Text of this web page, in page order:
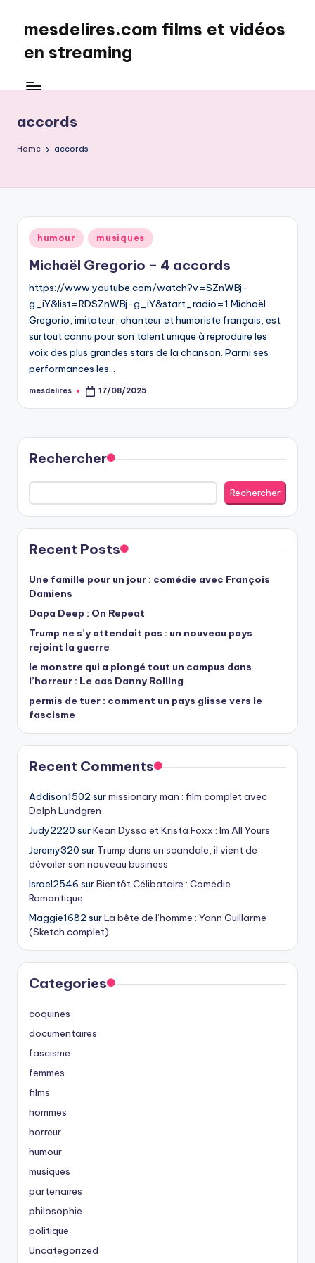
content
mesdelires.com films et vidéos
en streaming
:
et
complet
français
accords
Home accords
Posted
in
humour musiques
Michaël Gregorio – 4 accords
https://www.youtube.com/watch?v=SZnWBj-
g_iY&list=RDSZnWBj-g_iY&start_radio=1 Michaël
Gregorio, imitateur, chanteur et humoriste français, est
surtout connu pour son talent unique à reproduire les
voix des plus grandes stars de la chanson. Parmi ses
performances les…
Posted
mesdelires 17/08/2025
Rechercher
Rechercher
Recent Posts
Une famille pour un jour : comédie avec François
Damiens
Dapa Deep : On Repeat
Trump ne s’y attendait pas : un nouveau pays
rejoint la guerre
le monstre qui a plongé tout un campus dans
l’horreur : Le cas Danny Rolling
permis de tuer : comment un pays glisse vers le
fascisme
Recent Comments
Addison1502 surmissionary man : film complet avec
Dolph Lundgren
Judy2220 surKean Dysso et Krista Foxx : Im All Yours
Jeremy320 sur Trump dans un scandale, il vient de
dévoiler son nouveau business
Israel2546 surBientôt Célibataire : Comédie
Romantique
Maggie1682 surLa bête de l’homme : Yann Guillarme
(Sketch complet)
Categories
coquines
documentaires
fascisme
femmes
films
hommes
horreur
humour
musiques
partenaires
philosophie
politique
Uncategorized